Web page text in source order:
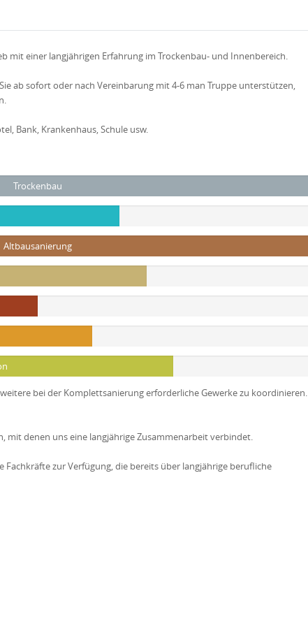
mit einer langjährigen Erfahrung im Trockenbau- und Innenbereich.
ab sofort oder nach Vereinbarung mit 4-6 man Truppe unterstützen,
Bank, Krankenhaus, Schule usw.
Trockenbau
Altbausanierung
bei der Komplettsanierung erforderliche Gewerke zu koordinieren.
mit denen uns eine langjährige Zusammenarbeit verbindet.
zur Verfügung, die bereits über langjährige berufliche